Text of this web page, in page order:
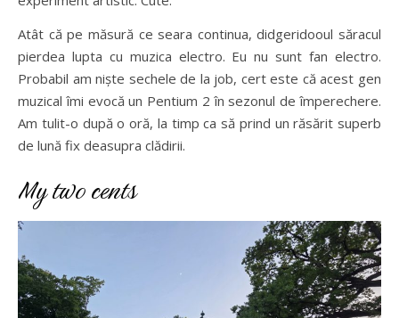
Atât că pe măsură ce seara continua, didgeridooul săracul
pierdea lupta cu muzica electro. Eu nu sunt fan electro.
Probabil am niște sechele de la job, cert este că acest gen
muzical îmi evocă un Pentium 2 în sezonul de împerechere.
Am tulit-o după o oră, la timp ca să prind un răsărit superb
de lună fix deasupra clădirii.
My two cents